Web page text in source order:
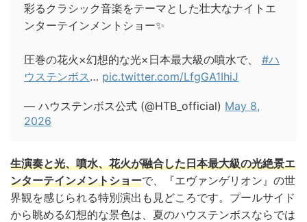
彩るクラシック音楽をテーマとした壮大なナイトエ
ンターテインメントショー✨
圧巻の花火×幻想的な光×日本最大級の噴水で、 #ハ
ウステンボス … pic.twitter.com/LfgGA1IhiJ
— ハウステンボス公式 (@HTB_official) May 8,
2026
生演奏と光、噴水、花火が融合した日本最大級の光絶景エ
ンターテインメントショーで、『エヴァンゲリオン』の世
界観を感じられる特別演出も見どころです。プールサイド
から眺める幻想的な景色は、夏のハウステンボスならでは